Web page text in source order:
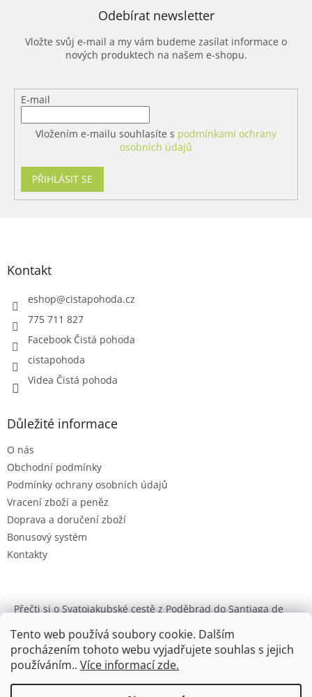
Tento web používá soubory cookie. Dalším
procházením tohoto webu vyjadřujete souhlas s jejich
používáním.. Více informací zde.
r
v
k
y
v
p
u
Odebírat newsletter
Vložte svůj e-mail a my vám budeme zasílat informace o
nových produktech na našem e-shopu.
E-mail
Vložením e-mailu souhlasíte s podmínkami ochrany
osobních údajů
PŘIHLÁSIT SE
Kontakt
eshop@cistapohoda.cz
775 711 827
Facebook Čistá pohoda
cistapohoda
Videa Čistá pohoda
Důležité informace
O nás
Obchodní podmínky
Podmínky ochrany osobních údajů
Vracení zboží a peněz
Doprava a doručení zboží
Bonusový systém
Kontakty
Přečti si o Svatojakubské cestě z Poděbrad do Santiaga de
Enzymclean